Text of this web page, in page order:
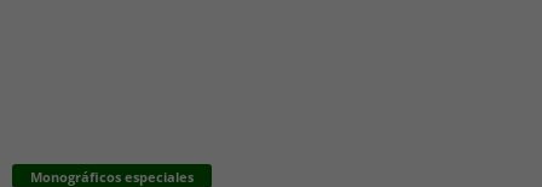
Monográficos especiales